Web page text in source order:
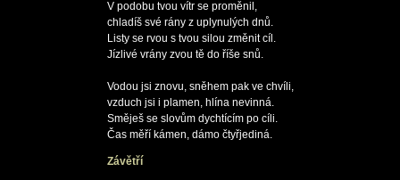
V podobu tvou vítr se proměnil,
chladíš své rány z uplynulých dnů.
Listy se rvou s tvou silou změnit cíl.
Jízlivé vrány zvou tě do říše snů.
Vodou jsi znovu, sněhem pak ve chvíli,
vzduch jsi i plamen, hlína nevinná.
Směješ se slovům dychtícím po cíli.
Závětří